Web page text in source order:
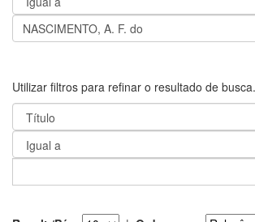
Utilizar filtros para refinar o resultado de busca.